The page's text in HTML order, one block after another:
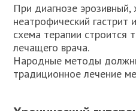
При диагнозе эрозивный,
неатрофический гастрит
схема терапии строится
лечащего врача.
Народные методы
традиционное лечение